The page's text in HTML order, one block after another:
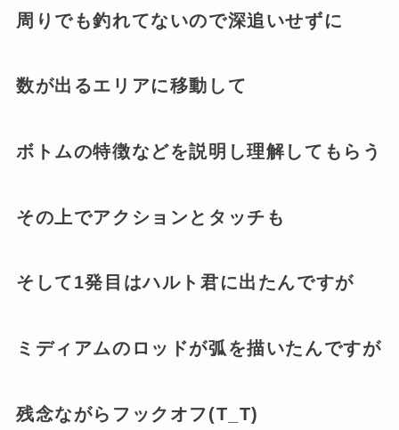
周りでも釣れてないので深追いせずに
数が出るエリアに移動して
ボトムの特徴などを説明し理解してもらう
その上でアクションとタッチも
そして1発目はハルト君に出たんですが
ミディアムのロッドが弧を描いたんですが
残念ながらフックオフ(T_T)